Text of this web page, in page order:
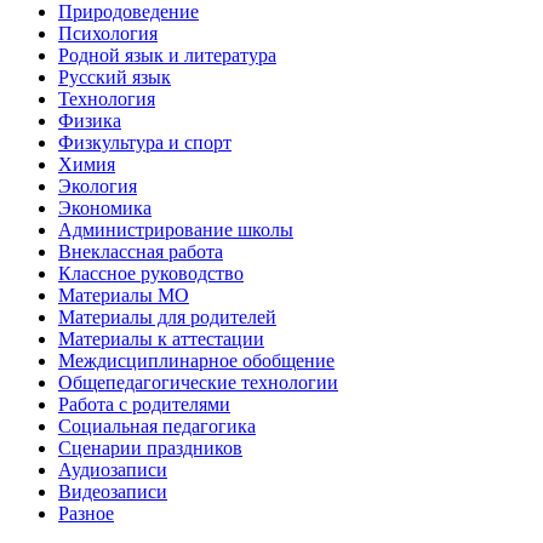
Природоведение
Психология
Родной язык и литература
Русский язык
Технология
Физика
Физкультура и спорт
Химия
Экология
Экономика
Администрирование школы
Внеклассная работа
Классное руководство
Материалы МО
Материалы для родителей
Материалы к аттестации
Междисциплинарное обобщение
Общепедагогические технологии
Работа с родителями
Социальная педагогика
Сценарии праздников
Аудиозаписи
Видеозаписи
Разное